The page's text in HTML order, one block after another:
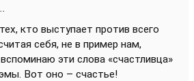
кто выступает против всего
себя, не в пример нам,
эти слова «счастливца»
Вот оно – счастье!